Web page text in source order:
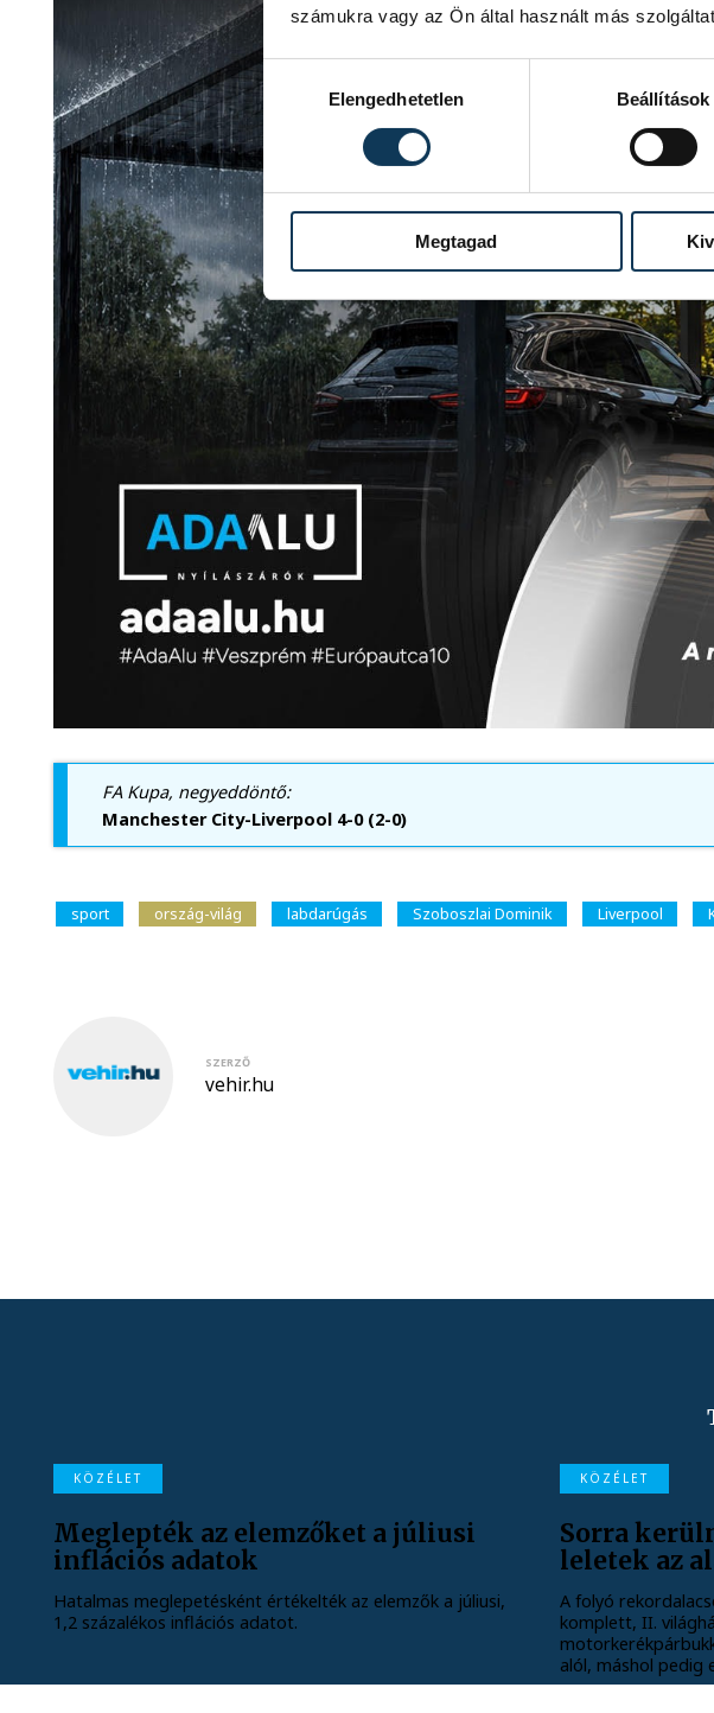
számukra vagy az Ön által használt más
Elengedhetetlen
Beállítások
Megtagad
FA Kupa, negyeddöntő:
Manchester City-Liverpool 4-0 (2-0)
sport ország-világ labdarúgás Szoboszlai Dominik Liverpool
SZERZŐ
vehir.hu
KÖZÉLET
Meglepték az elemzőket a júliusi
inflációs adatok
Hatalmas meglepetésként értékelték az elemzők a júliusi,
1,2 százalékos inflációs adatot.
KÖZÉLET
Sorra
leletek az
A folyó
komplett, II.
alól, máshol pedig